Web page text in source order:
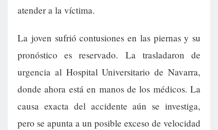
atender a la víctima.
La joven sufrió contusiones en las piernas y su
pronóstico es reservado. La trasladaron de
urgencia al Hospital Universitario de Navarra,
donde ahora está en manos de los médicos. La
causa exacta del accidente aún se investiga,
pero se apunta a un posible exceso de velocidad